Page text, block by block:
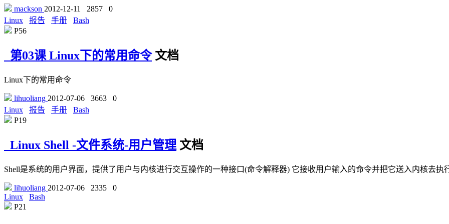
mackson 2012-12-11 2857
0
Linux
报告 手册
Bash
P56
第03课 Linux下的常用命令 文档
Linux下的常用命令
lihuoliang 2012-07-06 3663
0
Linux
报告 手册
Bash
P19
Linux Shell -文件系统-用户管理 文档
Shell是系统的用户界面，提供了用户与内核进行交互操作的一种接口(命令解释器) 它接收用户输入的命令并把它送入内核去执
lihuoliang 2012-07-06 2335
0
Linux
Bash
P21